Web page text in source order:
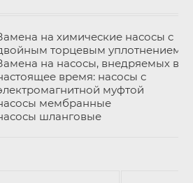
на химические насосы с
торцевым уплотнением
на насосы, внедряемых в
время: насосы с
муфтой
мембранные
шланговые